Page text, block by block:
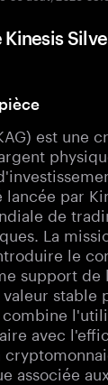
Kinesis
est une
par
de
La
le
support de
stable
combine
avec
associée